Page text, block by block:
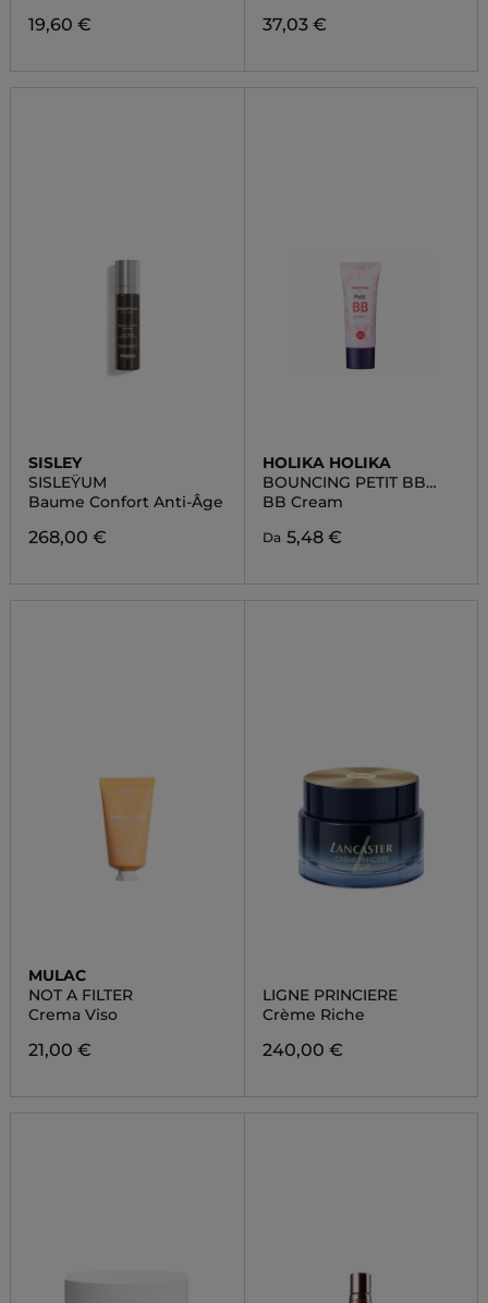
19,60 € 37,03 €
SISLEY
SISLEŸUM
Baume Confort Anti-Âge
268,00 €
HOLIKA HOLIKA
BOUNCING PETIT BB
CREAM
BB Cream
Da 5,48 €
MULAC
NOT A FILTER
Crema Viso
21,00 €
LIGNE PRINCIERE
Crème Riche
240,00 €